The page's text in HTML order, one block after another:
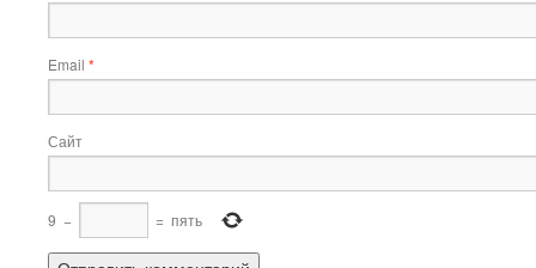
Email *
Сайт
9 − = пять